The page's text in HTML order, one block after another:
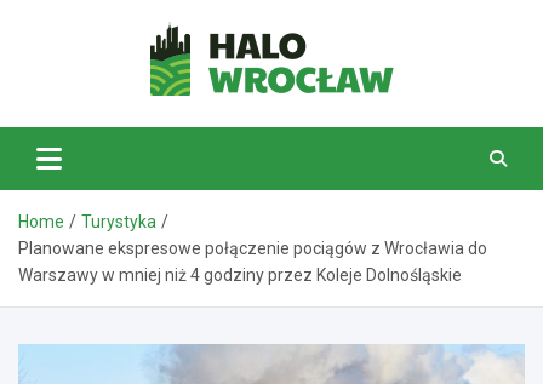
HaloWrocław.pl
Home
Turystyka
Planowane ekspresowe połączenie pociągów z Wrocławia do
Warszawy w mniej niż 4 godziny przez Koleje Dolnośląskie